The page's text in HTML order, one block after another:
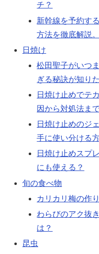
チ？
新幹線を予約す
方法を徹底解説。
日焼け
松田聖子がいつ
ぎる秘訣が知りた
日焼け止めでテ
因から対処法ま
日焼け止めのジ
手に使い分ける
日焼け止めスプ
にも使える？
旬の食べ物
カリカリ梅の作
わらびのアク抜
は？
昆虫